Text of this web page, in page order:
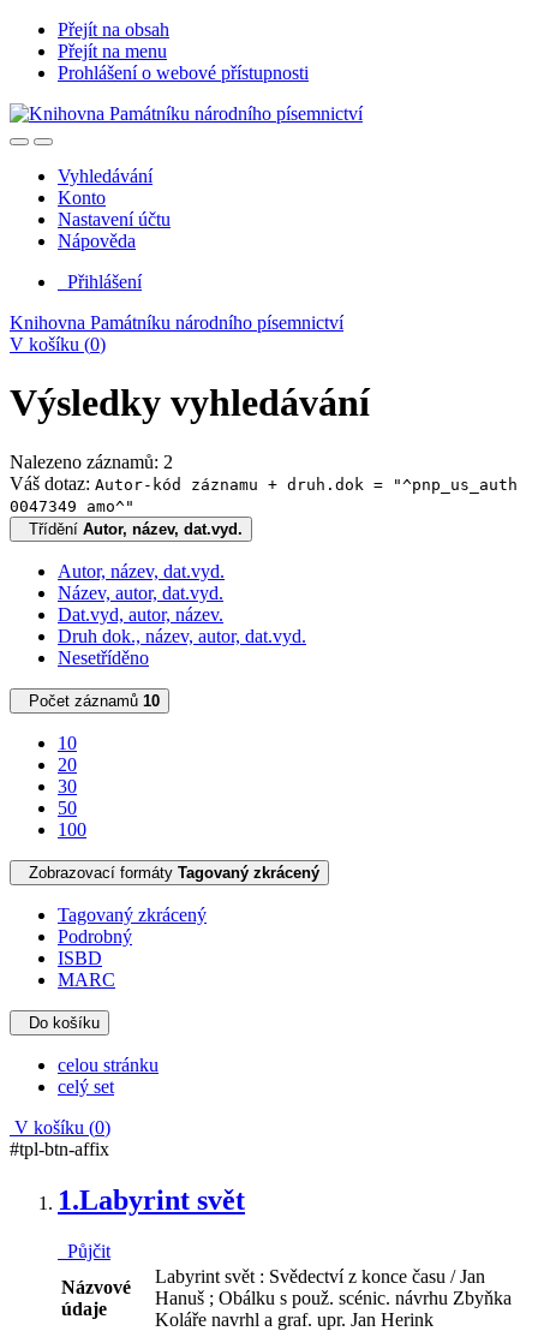
Přejít na obsah
Přejít na menu
Prohlášení o webové přístupnosti
Vyhledávání
Konto
Nastavení účtu
Nápověda
Přihlášení
Knihovna Památníku národního písemnictví
V košíku (0)
Výsledky vyhledávání
Nalezeno záznamů: 2
Váš dotaz: Autor-kód záznamu + druh.dok = "^pnp_us_auth
0047349 amo^"
Třídění Autor, název, dat.vyd.
Autor, název, dat.vyd.
Název, autor, dat.vyd.
Dat.vyd, autor, název.
Druh dok., název, autor, dat.vyd.
Nesetříděno
Počet záznamů 10
10
20
30
50
100
Zobrazovací formáty Tagovaný zkrácený
Tagovaný zkrácený
Podrobný
ISBD
MARC
Do košíku
celou stránku
celý set
V košíku (0)
#tpl-btn-affix
1.Labyrint svět
Půjčit
Názvové
údaje
Labyrint svět : Svědectví z konce času / Jan
Hanuš ; Obálku s použ. scénic. návrhu Zbyňka
Koláře navrhl a graf. upr. Jan Herink